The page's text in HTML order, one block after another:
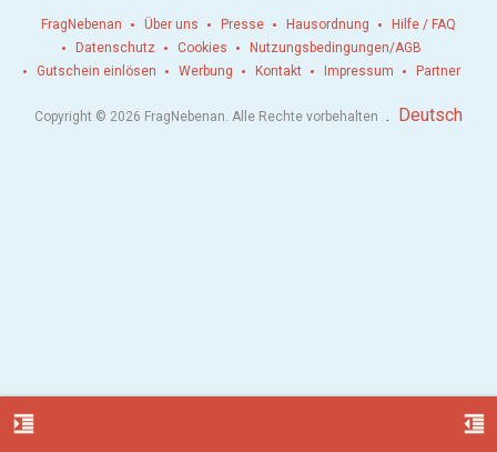
format_indent_increase format_indent_decrease
FragNebenan Über uns Presse Hausordnung
Hilfe / FAQ
Datenschutz
Cookies
Nutzungsbedingungen/AGB
Gutschein einlösen
Werbung Kontakt Impressum Partner
Copyright © 2026 FragNebenan. Alle Rechte vorbehalten . Deutsch